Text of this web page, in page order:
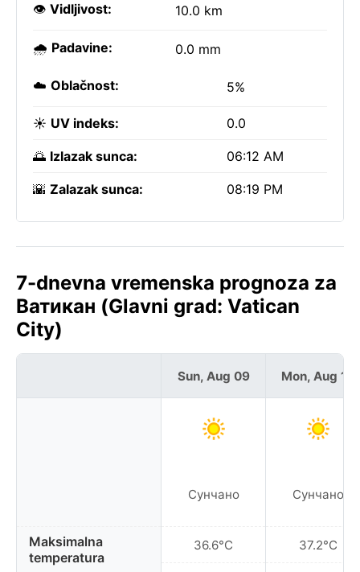
👁️ Vidljivost: 10.0 km
🌧️ Padavine: 0.0 mm
☁️ Oblačnost: 5%
☀️ UV indeks: 0.0
🌅 Izlazak sunca: 06:12 AM
🌇 Zalazak sunca: 08:19 PM
7-dnevna vremenska prognoza za
Ватикан (Glavni grad: Vatican
City)
Maksimalna
temperatura
Sun, Aug 09
Сунчано
36.6°C
Mon, Aug 10
Сунчано
37.2°C